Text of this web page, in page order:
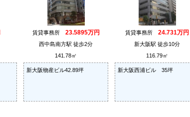
賃貸事務所 23.5895万円
西中島南方駅 徒歩2分
141.78㎡
新大阪物産ビル42.89坪
賃貸事務所 24.731万円
新大阪駅 徒歩10分
116.79㎡
新大阪西浦ビル 35坪